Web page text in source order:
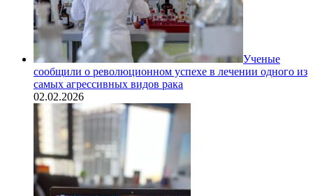
Ученые
сообщили о революционном успехе в лечении одного из
самых агрессивных видов рака
02.02.2026